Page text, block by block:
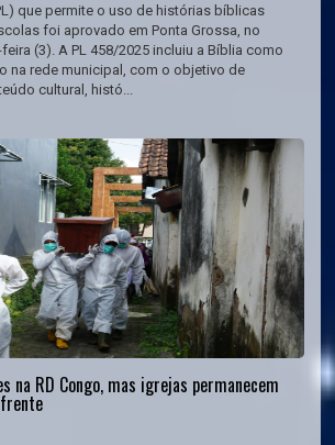
que permite o uso de histórias bíblicas
foi aprovado em Ponta Grossa, no
(3). A PL 458/2025 incluiu a Bíblia como
na rede municipal, com o objetivo de
cultural, histó...
na RD Congo, mas igrejas permanecem